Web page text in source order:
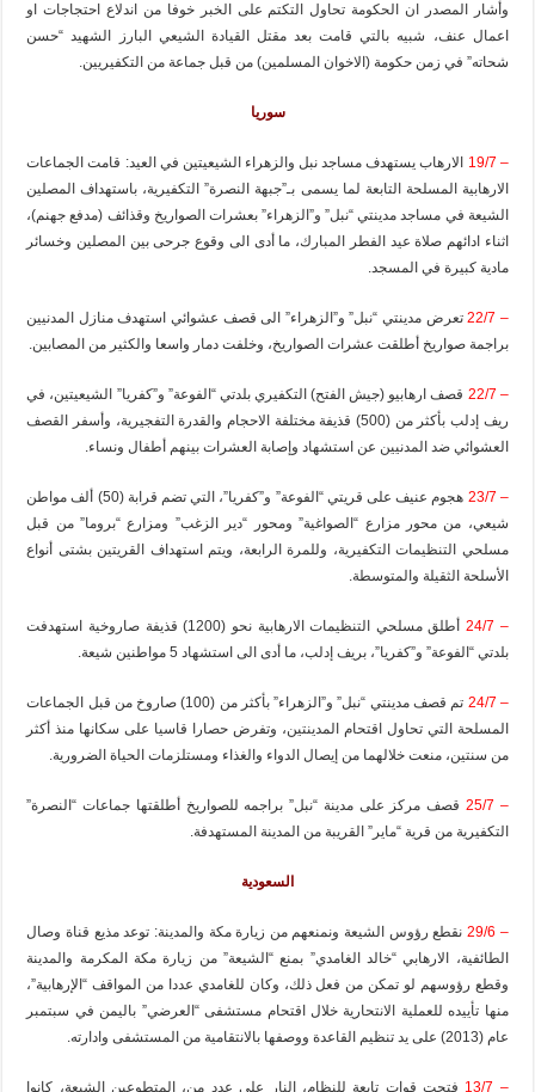
وأشار المصدر ان الحكومة تحاول التكتم على الخبر خوفا من اندلاع احتجاجات او
اعمال عنف، شبيه بالتي قامت بعد مقتل القيادة الشيعي البارز الشهيد “حسن
شحاته” في زمن حكومة (الاخوان المسلمين) من قبل جماعة من التكفيريين.
سوريا
– 19/7
الارهاب يستهدف مساجد نبل والزهراء الشيعيتين في العيد: قامت الجماعات
الارهابية المسلحة التابعة لما يسمى بـ”جبهة النصرة” التكفيرية، باستهداف المصلين
الشيعة في مساجد مدينتي “نبل” و”الزهراء” بعشرات الصواريخ وقذائف (مدفع جهنم)،
اثناء ادائهم صلاة عيد الفطر المبارك، ما أدى الى وقوع جرحى بين المصلين وخسائر
مادية كبيرة في المسجد.
– 22/7
تعرض مدينتي “نبل” و”الزهراء” الى قصف عشوائي استهدف منازل المدنيين
براجمة صواريخ أطلقت عشرات الصواريخ، وخلفت دمار واسعا والكثير من المصابين.
– 22/7
قصف ارهابيو (جيش الفتح) التكفيري بلدتي “الفوعة” و”كفريا” الشيعيتين، في
ريف إدلب بأكثر من (500) قذيفة مختلفة الاحجام والقدرة التفجيرية، وأسفر القصف
العشوائي ضد المدنيين عن استشهاد وإصابة العشرات بينهم أطفال ونساء.
– 23/7
هجوم عنيف على قريتي “الفوعة” و”كفريا”، التي تضم قرابة (50) ألف مواطن
شيعي، من محور مزارع “الصواغية” ومحور “دير الزغب” ومزارع “بروما” من قبل
مسلحي التنظيمات التكفيرية، وللمرة الرابعة، ويتم استهداف القريتين بشتى أنواع
الأسلحة الثقيلة والمتوسطة.
– 24/7
أطلق مسلحي التنظيمات الارهابية نحو (1200) قذيفة صاروخية استهدفت
بلدتي “الفوعة” و”كفريا”، بريف إدلب، ما أدى الى استشهاد 5 مواطنين شيعة.
– 24/7
تم قصف مدينتي “نبل” و”الزهراء” بأكثر من (100) صاروخ من قبل الجماعات
المسلحة التي تحاول اقتحام المدينتين، وتفرض حصارا قاسيا على سكانها منذ أكثر
من سنتين، منعت خلالهما من إيصال الدواء والغذاء ومستلزمات الحياة الضرورية.
– 25/7
قصف مركز على مدينة “نبل” براجمه للصواريخ أطلقتها جماعات “النصرة”
التكفيرية من قرية “ماير” القريبة من المدينة المستهدفة.
السعودية
– 29/6
نقطع رؤوس الشيعة ونمنعهم من زيارة مكة والمدينة: توعد مذيع قناة وصال
الطائفية، الارهابي “خالد الغامدي” بمنع “الشيعة” من زيارة مكة المكرمة والمدينة
وقطع رؤوسهم لو تمكن من فعل ذلك، وكان للغامدي عددا من المواقف “الإرهابية”،
منها تأييده للعملية الانتحارية خلال اقتحام مستشفى “العرضي” باليمن في سبتمبر
عام (2013) على يد تنظيم القاعدة ووصفها بالانتقامية من المستشفى وادارته.
– 13/7
فتحت قوات تابعة للنظام، النار على عدد من، المتطوعين الشيعة، كانوا